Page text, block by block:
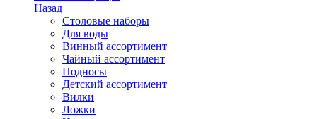
Назад
Столовые наборы
Для воды
Винный ассортимент
Чайный ассортимент
Подносы
Детский ассортимент
Вилки
Ложки